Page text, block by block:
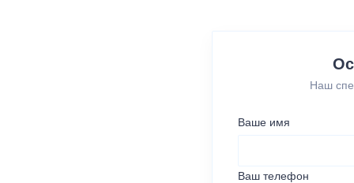
Наш
Ваше имя
Ваш телефон